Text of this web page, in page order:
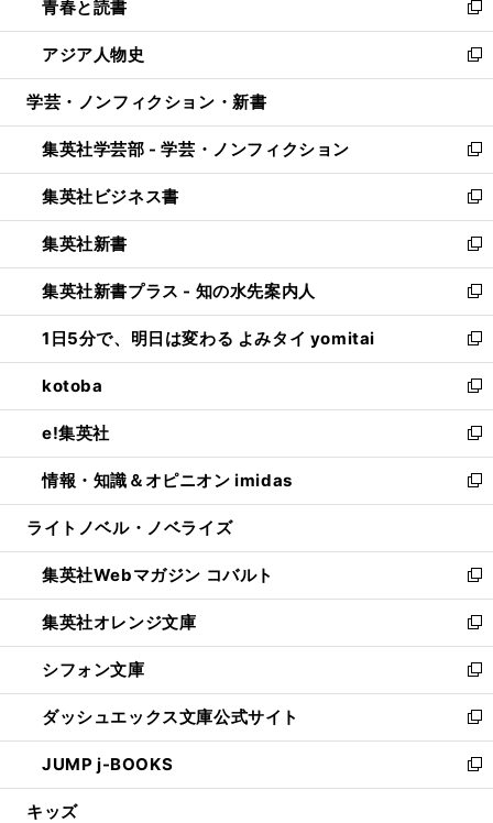
で
開
く
ド
ウ
で
開
ィ
ン
ド
ウ
開
く
い
ウ
ィ
ン
ウ
で
開
く
青春と読書
新
し
い
ウ
ン
ド
ウ
で
開
く
アジア人物史
新
し
ウ
ィ
ン
ド
ウ
で
開
く
学芸・ノンフィクション・新書
集英社学芸部 - 学芸・ノンフィクション
新
し
い
ウ
ィ
ン
ド
ウ
で
開
く
集英社ビジネス書
新
し
い
ウ
ィ
ン
ド
ウ
で
開
く
集英社新書
新
し
い
ウ
ィ
ン
ド
ウ
で
開
く
集英社新書プラス - 知の水先案内人
新
し
い
ウ
ィ
ン
ド
ウ
で
開
1日5分で、明日は変わる よみタイ yomitai
新
し
い
ウ
ィ
ン
ド
ウ
開
く
kotoba
新
し
い
ウ
ィ
ン
ウ
で
開
く
e!集英社
新
し
い
ウ
ン
ド
ウ
で
開
く
情報・知識＆オピニオン imidas
新
し
ウ
ィ
ン
ド
ウ
で
開
く
ライトノベル・ノベライズ
集英社Webマガジン コバルト
新
し
い
ウ
ィ
ン
ド
ウ
で
開
集英社オレンジ文庫
新
し
い
ウ
ィ
ン
ド
ウ
シフォン文庫
新
し
い
ウ
ィ
ン
ダッシュエックス文庫公式サイト
新
し
い
ウ
JUMP j-BOOKS
新
し
キッズ